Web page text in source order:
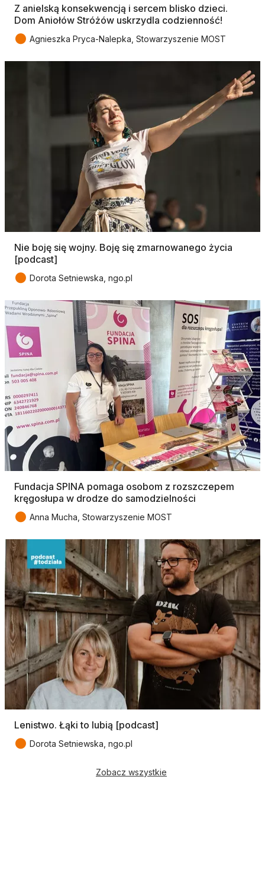
Z anielską konsekwencją i sercem blisko dzieci.
Dom Aniołów Stróżów uskrzydla codzienność!
● Agnieszka Pryca-Nalepka, Stowarzyszenie MOST
Nie boję się wojny. Boję się zmarnowanego życia
[podcast]
● Dorota Setniewska, ngo.pl
Fundacja SPINA pomaga osobom z rozszczepem
kręgosłupa w drodze do samodzielności
● Anna Mucha, Stowarzyszenie MOST
Lenistwo. Łąki to lubią [podcast]
● Dorota Setniewska, ngo.pl
Zobacz wszystkie